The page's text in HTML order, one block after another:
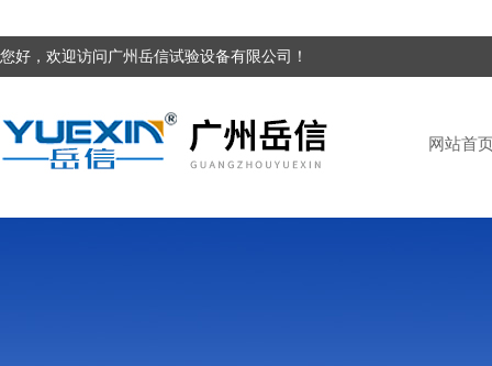
您好，欢迎访问广州岳信试验设备有限公司！
网站首